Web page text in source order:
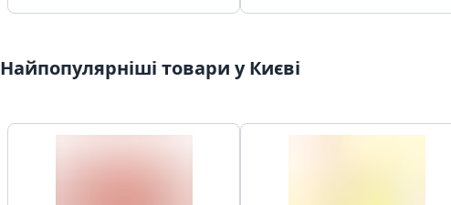
Найпопулярніші товари у Києві